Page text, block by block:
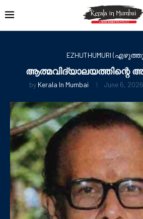
EZHUTHUMURI
ആത്മവിദ്യാലയത്തിന്റെ
by Kerala In Mumbai June 6, 2026